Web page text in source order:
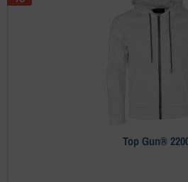
Top Gun®